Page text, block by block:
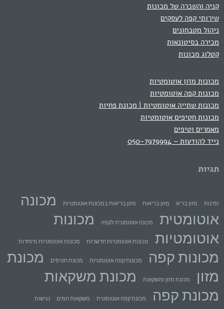
קניה והשכרה של מכונות
שירותי קפה לעסקים
ניהול מטבחונים
מכירה בסיטונאות
קטלוג מכונות
מכונות מזון אוטומטיות
מכונות קפה אוטומטיות
מכונות שתייה אוטומטיות | מכונת פחיות
מכונות חטיפים אוטומטיות
מאמרים וטיפים
נייד להודעות – 050-7979994
תגיות
זמינות מזון בריא מזון בריאות מזון בריאות במכונות אוטומטיות
מכונה
אוטומטית
מכונה אוטומטית לקפה
מכונות
אוטומטיות
מכונות אוטומטיות חדשניות מכונות אוטומטיות מיוחדות
מכונות קפה מכונות קפה אוטומטיות מכונת חטיפים
מכונת
מזון
מכונת מזון ומשקאות
מכונת משקאות
מכונת קפה
מכונת קפה אוטומטית משקאות חמים נגישות